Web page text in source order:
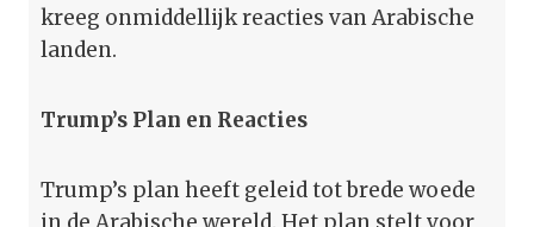
kreeg onmiddellijk reacties van Arabische
landen.
Trump’s Plan en Reacties
Trump’s plan heeft geleid tot brede woede